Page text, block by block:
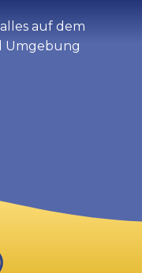
auf dem
Umgebung